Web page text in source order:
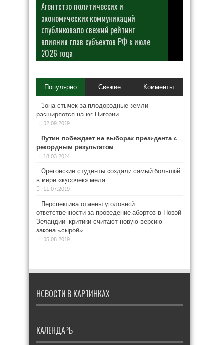
Агентство политических и
экономических коммуникаций
опубликовало свежий рейтинг
влияния глав субъектов РФ в июле
2026 года
Популярно Свежие Комменты
Зона стычек за плодородные земли
расширяется на юг Нигерии
02.09.2019
Путин побеждает на выборах президента с
рекордным результатом
18.03.2024
Орегонские студенты создали самый большой
в мире «кусочек» мела
11.07.2019
Перспектива отмены уголовной
ответственности за проведение абортов в Новой
Зеландии; критики считают новую версию
закона «сырой»
05.08.2019
НОВОСТИ В КАРТИНКАХ
КАЛЕНДАРЬ